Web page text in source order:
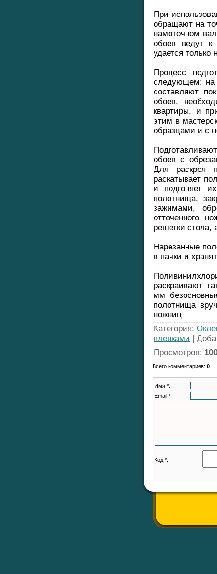
При
обращают на
намоточном
обоев ведут к
удается только
Процесс
следующем: на
составляют
обоев,
квартиры, и
этим в
образцами и с
обоев с
Для раскроя
раскатывает
и подгоняет
полотнища,
зажимами,
отточенного
решетки стола,
Нарезанные
в пачки и
раскраивают
мм
полотнища
ножниц
Категория:
пленками |
Просмотров:
Всего комментариев: 0
Имя *:
Email *:
Код *: